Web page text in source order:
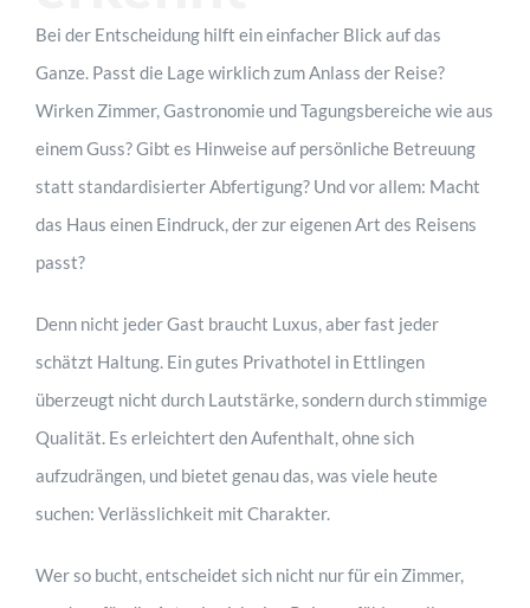
Bei der Entscheidung hilft ein einfacher Blick auf das
Ganze. Passt die Lage wirklich zum Anlass der Reise?
Wirken Zimmer, Gastronomie und Tagungsbereiche wie aus
einem Guss? Gibt es Hinweise auf persönliche Betreuung
statt standardisierter Abfertigung? Und vor allem: Macht
das Haus einen Eindruck, der zur eigenen Art des Reisens
passt?
Denn nicht jeder Gast braucht Luxus, aber fast jeder
schätzt Haltung. Ein gutes Privathotel in Ettlingen
überzeugt nicht durch Lautstärke, sondern durch stimmige
Qualität. Es erleichtert den Aufenthalt, ohne sich
aufzudrängen, und bietet genau das, was viele heute
suchen: Verlässlichkeit mit Charakter.
Wer so bucht, entscheidet sich nicht nur für ein Zimmer,